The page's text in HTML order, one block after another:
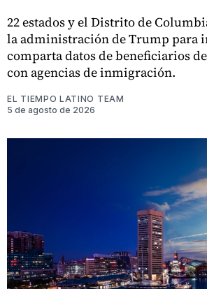
22 estados y el Distrito de
la administración de Trump para
comparta datos de beneficiarios de
con agencias de inmigración.
EL TIEMPO LATINO TEAM
5 de agosto de 2026